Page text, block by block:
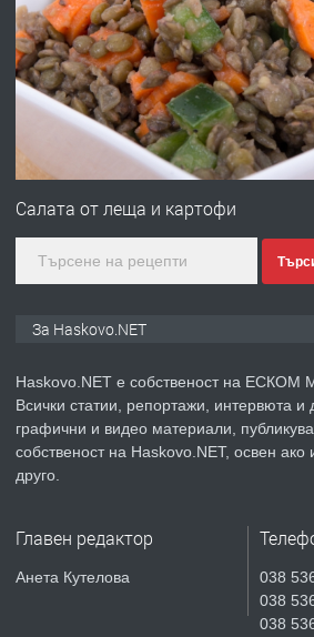
ПРЕДЛАГА Давам гараж
ПРЕДЛАГА
№4120
градската
ПРЕДЛАГА
Продавам
СГЛОБЯВАНЕ
Салата от леща и картофи
За Haskovo.NET
Haskovo.NET е собственост на
Всички статии, репортажи, интервюта и
графични и видео материали,
собственост на Haskovo.NET, освен ако
друго.
Главен редактор
Анета Кутелова
038
038
038